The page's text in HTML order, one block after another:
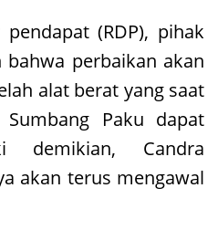
(RDP), pihak
perbaikan akan
alat berat yang saat
Paku dapat
demikian, Candra
akan terus mengawal